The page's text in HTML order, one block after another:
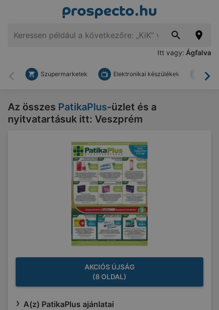
Itt vagy: Ágfalva
Vissza
Szupermarketek Elektronikai készülékek
Az összes PatikaPlus-üzlet és a
nyitvatartásuk itt: Veszprém
AKCIÓS ÚJSÁG
(8 OLDAL)
A(z) PatikaPlus ajánlatai